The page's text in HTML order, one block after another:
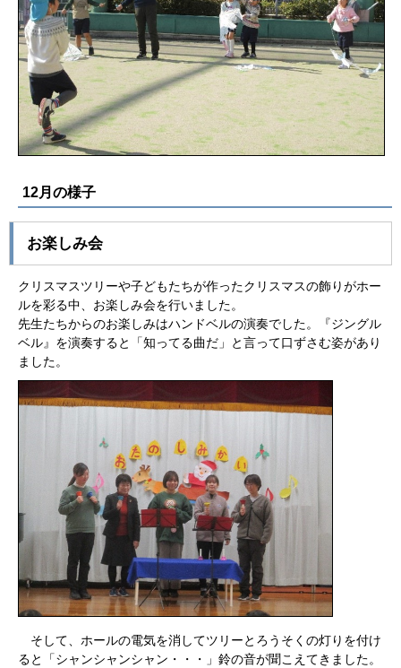
12月の様子
お楽しみ会
クリスマスツリーや子どもたちが作ったクリスマスの飾りがホー
ルを彩る中、お楽しみ会を行いました。
先生たちからのお楽しみはハンドベルの演奏でした。『ジングル
ベル』を演奏すると「知ってる曲だ」と言って口ずさむ姿があり
ました。
そして、ホールの電気を消してツリーとろうそくの灯りを付け
ると「シャンシャンシャン・・・」鈴の音が聞こえてきました。